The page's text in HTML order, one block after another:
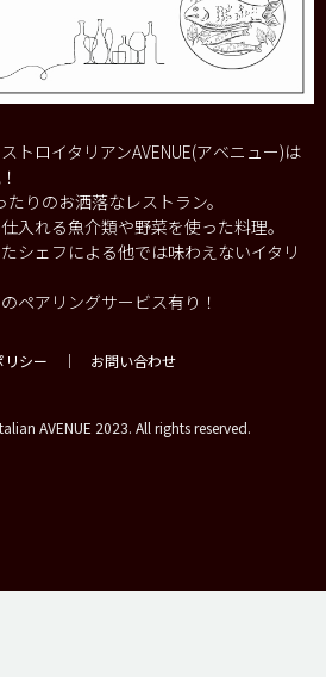
トロイタリアンAVENUE(アベニュー)は
りのお洒落なレストラン。
入れる魚介類や野菜を使った料理。
シェフによる他では味わえないイタリ
ペアリングサービス有り！
リシー ｜ お問い合わせ
AVENUE 2023. All rights reserved.